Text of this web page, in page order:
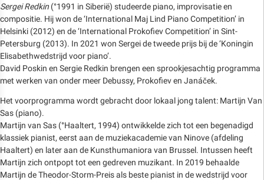
Sergei Redkin (°1991 in Siberië) studeerde piano, improvisatie en
compositie. Hij won de ‘International Maj Lind Piano Competition’ in
Helsinki (2012) en de ‘International Prokofiev Competition’ in Sint-
Petersburg (2013). In 2021 won Sergei de tweede prijs bij de ‘Koningin
Elisabethwedstrijd voor piano’.
David Poskin en Sergie Redkin brengen een sprookjesachtig programma
met werken van onder meer Debussy, Prokofiev en Janáček.
Het voorprogramma wordt gebracht door lokaal jong talent: Martijn Van
Sas (piano).
Martijn van Sas (°Haaltert, 1994) ontwikkelde zich tot een begenadigd
klassiek pianist, eerst aan de muziekacademie van Ninove (afdeling
Haaltert) en later aan de Kunsthumaniora van Brussel. Intussen heeft
Martijn zich ontpopt tot een gedreven muzikant. In 2019 behaalde
Martijn de Theodor-Storm-Preis als beste pianist in de wedstrijd voor